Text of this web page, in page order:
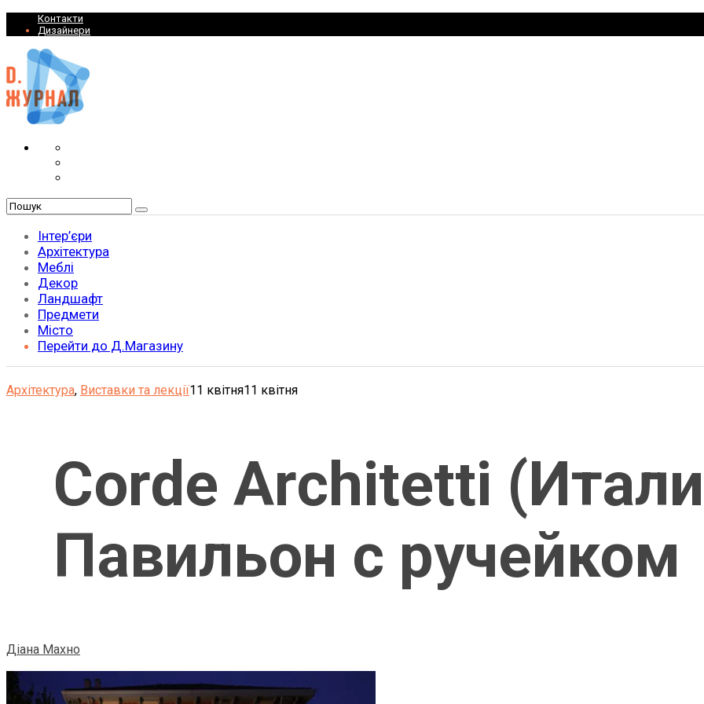
Контакти
Дизайнери
Інтер’єри
Архітектура
Меблі
Декор
Ландшафт
Предмети
Місто
Перейти до Д.Магазину
Архітектура, Виставки та лекції11 квітня11 квітня
Corde Architetti
Павильон с ручейком
Діана Махно